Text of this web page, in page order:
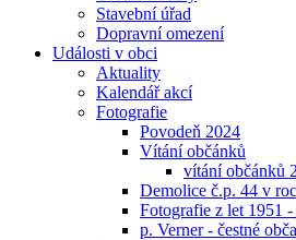
Stavební úřad
Dopravní omezení
Události v obci
Aktuality
Kalendář akcí
Fotografie
Povodeň 2024
Vítání občánků
vítání občánků
Demolice č.p. 44 v
Fotografie z let 1951
p. Verner - čestné